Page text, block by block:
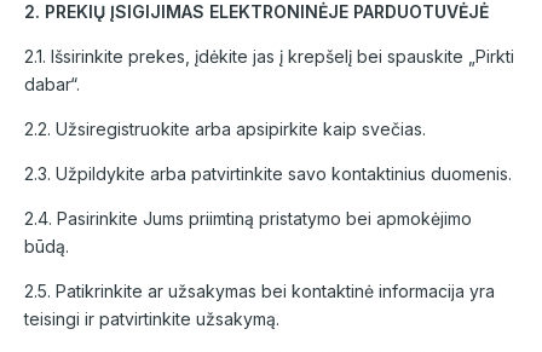
2. PREKIŲ ĮSIGIJIMAS ELEKTRONINĖJE PARDUOTUVĖJĖ
2.1. Išsirinkite prekes, įdėkite jas į krepšelį bei spauskite „Pirkti
dabar“.
2.2. Užsiregistruokite arba apsipirkite kaip svečias.
2.3. Užpildykite arba patvirtinkite savo kontaktinius duomenis.
2.4. Pasirinkite Jums priimtiną pristatymo bei apmokėjimo
būdą.
2.5. Patikrinkite ar užsakymas bei kontaktinė informacija yra
teisingi ir patvirtinkite užsakymą.